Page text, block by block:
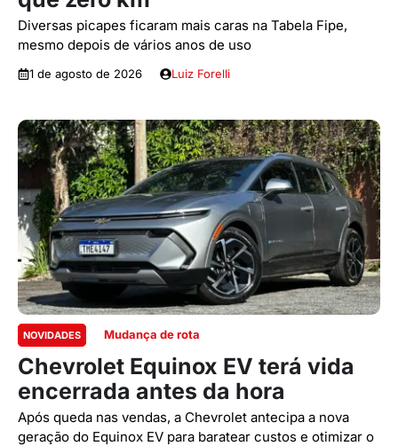
Diversas picapes ficaram mais caras na Tabela Fipe,
mesmo depois de vários anos de uso
1 de agosto de 2026 Luiz Forelli
NOVIDADES Mudança de rota
Chevrolet Equinox EV terá vida
encerrada antes da hora
Após queda nas vendas, a Chevrolet antecipa a nova
geração do Equinox EV para baratear custos e otimizar o